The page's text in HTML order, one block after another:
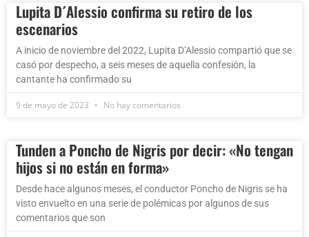
Lupita D´Alessio confirma su retiro de los
escenarios
A inicio de noviembre del 2022, Lupita D’Alessio compartió que se
casó por despecho, a seis meses de aquella confesión, la
cantante ha confirmado su
9 de mayo de 2023 No hay comentarios
Tunden a Poncho de Nigris por decir: «No tengan
hijos si no están en forma»
Desde hace algunos meses, el conductor Poncho de Nigris se ha
visto envuelto en una serie de polémicas por algunos de sus
comentarios que son